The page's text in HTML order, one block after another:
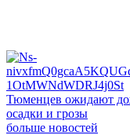
Тюменцев ожидают
осадки и грозы
больше новостей